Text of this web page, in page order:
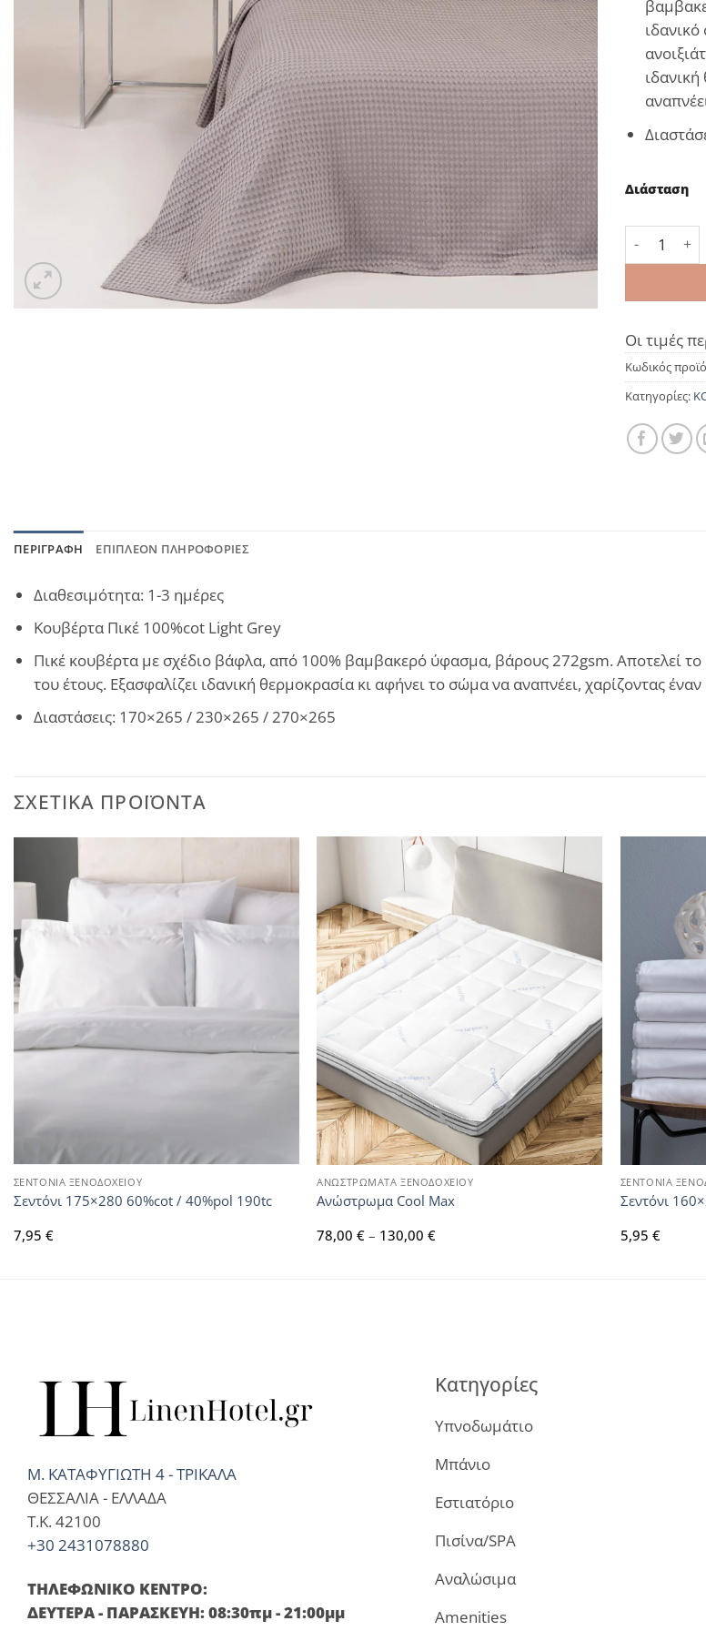
Διάσταση
Κουβέρτα
Οι τιμές
Κωδικός
Κατηγορίες:
ΠΕΡΙΓΡΑΦΉ ΕΠΙΠΛΈΟΝ ΠΛΗΡΟΦΟΡΊΕΣ
Διαθεσιμότητα: 1-3 ημέρες
Κουβέρτα Πικέ 100%cot Light Grey
Πικέ κουβέρτα με σχέδιο βάφλα, από 100% βαμβακερό ύφασμα, βάρους 272gsm. Αποτελεί το
του έτους. Εξασφαλίζει ιδανική θερμοκρασία κι αφήνει το σώμα να αναπνέει, χαρίζοντας έναν
Διαστάσεις: 170×265 / 230×265 / 270×265
ΣΧΕΤΙΚΆ ΠΡΟΪΌΝΤΑ
ΣΕΝΤΟΝΙΑ ΞΕΝΟΔΟΧΕΙΟΥ
Σεντόνι 175×280 60%cot / 40%pol 190tc
7,95 €
ΑΝΩΣΤΡΩΜΑΤΑ ΞΕΝΟΔΟΧΕΙΟΥ
Ανώστρωμα Cool Max
78,00€ – 130,00€Price
ΣΕΝΤΟΝΙΑ
Σεντόνι
5,95 €
Μ. ΚΑΤΑΦΥΓΙΩΤΗ 4 - ΤΡΙΚΑΛΑ
ΘΕΣΣΑΛΙΑ - ΕΛΛΑΔΑ
T.K. 42100
+30 2431078880
ΤΗΛΕΦΩΝΙΚΟ ΚΕΝΤΡΟ:
ΔΕΥΤΕΡΑ - ΠΑΡΑΣΚΕΥΗ: 08:30πμ - 21:00μμ
Κατηγορίες
Υπνοδωμάτιο
Μπάνιο
Εστιατόριο
Πισίνα/SPA
Αναλώσιμα
Amenities